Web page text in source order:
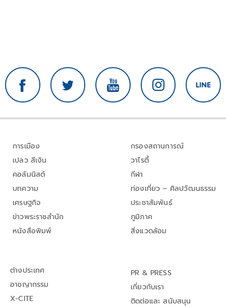
การเมือง
เปลว สีเงิน
คอลัมนิสต์
บทความ
เศรษฐกิจ
ข่าวพระราชสำนัก
หนังสือพิมพ์
กรองสถานการณ์
วาไรตี้
กีฬา
ท่องเที่ยว – ศิลปวัฒนธรรม
ประชาสัมพันธ์
ภูมิภาค
สิ่งแวดล้อม
ต่างประเทศ
อาชญากรรม
X-CITE
PR & PRESS
เกี่ยวกับเรา
ติดต่อและ สนับสนุน